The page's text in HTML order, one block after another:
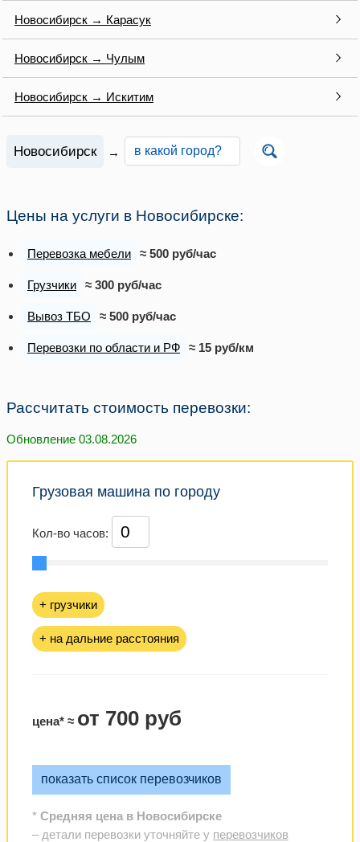
Новосибирск → Карасук
Новосибирск → Чулым
Новосибирск → Искитим
Новосибирск →
Цены на услуги в Новосибирске:
Перевозка мебели ≈ 500 руб/час
Грузчики ≈ 300 руб/час
Вывоз ТБО ≈ 500 руб/час
Перевозки по области и РФ ≈ 15 руб/км
Рассчитать стоимость перевозки:
Обновление 03.08.2026
Грузовая машина по городу
Кол-во часов:
+ грузчики
+ на дальние расстояния
цена* ≈ от 700 руб
показать список перевозчиков
* Средняя цена в Новосибирске
– детали перевозки уточняйте у перевозчиков